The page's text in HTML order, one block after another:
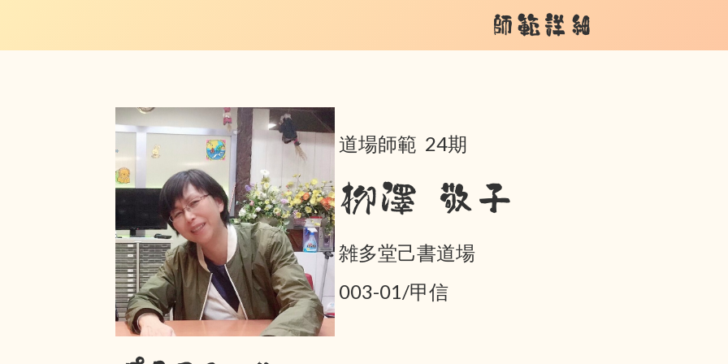
師範詳細
道場師範 24期
栁澤 敬子
雑多堂己書道場
003-01/甲信